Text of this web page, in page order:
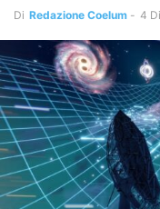
Di Redazione Coelum - 4